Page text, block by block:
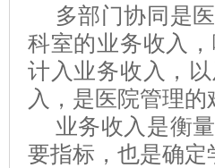
多部门协同是
科室的业务收入
计入业务收入，
入，是医院管理的
业务收入是衡
要指标，也是确